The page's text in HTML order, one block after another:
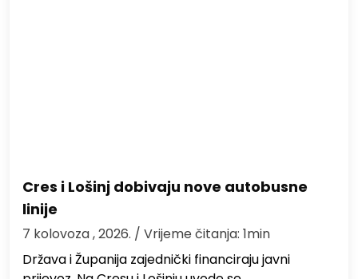
Cres i Lošinj dobivaju nove autobusne
linije
7 kolovoza , 2026. / Vrijeme čitanja: 1min
Država i Županija zajednički financiraju javni